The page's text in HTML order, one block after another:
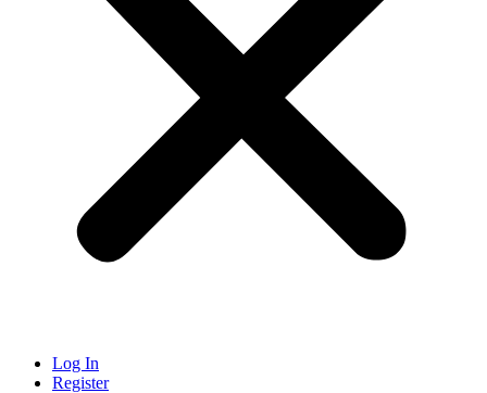
Log In
Register